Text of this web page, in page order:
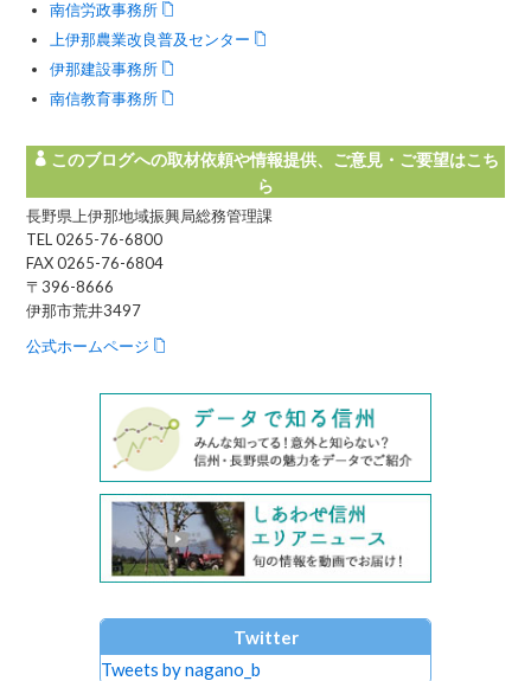
南信労政事務所
上伊那農業改良普及センター
伊那建設事務所
南信教育事務所
このブログへの取材依頼や情報提供、ご意見・ご要望はこち
ら
長野県上伊那地域振興局総務管理課
TEL 0265-76-6800
FAX 0265-76-6804
〒396-8666
伊那市荒井3497
公式ホームページ
Twitter
Tweets by nagano_b